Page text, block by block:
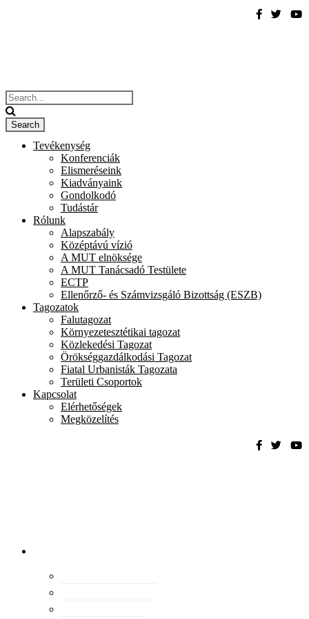
Tevékenység
Konferenciák
Elismeréseink
Kiadványaink
Gondolkodó
Tudástár
Rólunk
Alapszabály
Középtávú vízió
A MUT elnöksége
A MUT Tanácsadó Testülete
ECTP
Ellenőrző- és Számvizsgáló Bizottság (ESZB)
Tagozatok
Falutagozat
Környezetesztétikai tagozat
Közlekedési Tagozat
Örökséggazdálkodási Tagozat
Fiatal Urbanisták Tagozata
Területi Csoportok
Kapcsolat
Elérhetőségek
Megközelítés